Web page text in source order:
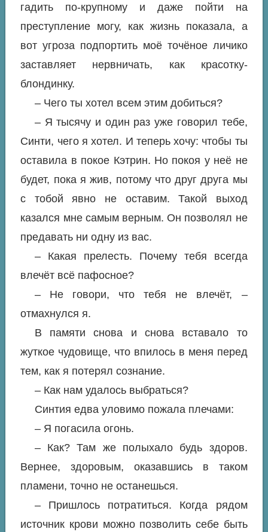
гадить по-крупному и даже пойти на
преступление могу, как жизнь показала, а
вот угроза подпортить моё точёное личико
заставляет нервничать, как красотку-
блондинку.
– Чего ты хотел всем этим добиться?
– Я тысячу и один раз уже говорил тебе,
Синти, чего я хотел. И теперь хочу: чтобы ты
оставила в покое Кэтрин. Но покоя у неё не
будет, пока я жив, потому что друг друга мы
с тобой явно не оставим. Такой выход
казался мне самым верным. Он позволял не
предавать ни одну из вас.
– Какая прелесть. Почему тебя всегда
влечёт всё пафосное?
– Не говори, что тебя не влечёт, –
отмахнулся я.
В памяти снова и снова вставало то
жуткое чудовище, что впилось в меня перед
тем, как я потерял сознание.
– Как нам удалось выбраться?
Синтия едва уловимо пожала плечами:
– Я погасила огонь.
– Как? Там же полыхало будь здоров.
Вернее, здоровым, оказавшись в таком
пламени, точно не останешься.
– Пришлось потратиться. Когда рядом
источник крови можно позволить себе быть